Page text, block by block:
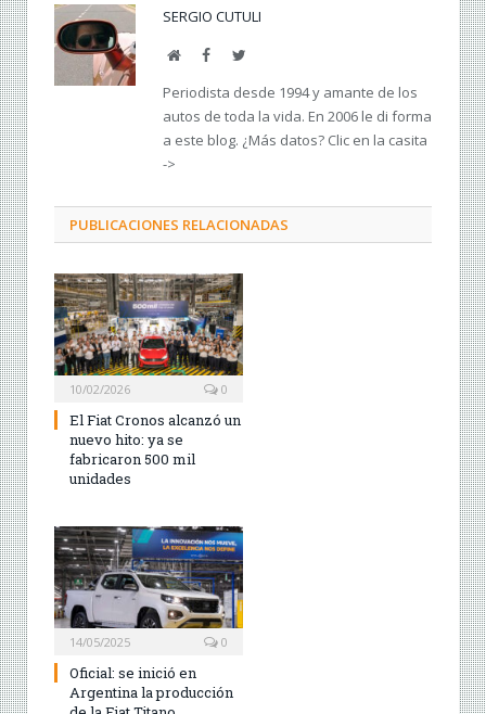
SERGIO CUTULI
Web FacebookTwitter
Periodista desde 1994 y amante de los
autos de toda la vida. En 2006 le di forma
a este blog. ¿Más datos? Clic en la casita
->
PUBLICACIONES RELACIONADAS
10/02/2026 0
El Fiat Cronos alcanzó un
nuevo hito: ya se
fabricaron 500 mil
unidades
14/05/2025 0
Oficial: se inició en
Argentina la producción